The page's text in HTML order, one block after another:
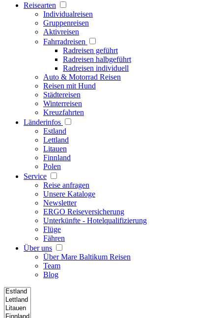
Reisearten
Individualreisen
Gruppenreisen
Aktivreisen
Fahrradreisen
Radreisen geführt
Radreisen halbgeführt
Radreisen individuell
Auto & Motorrad Reisen
Reisen mit Hund
Städtereisen
Winterreisen
Kreuzfahrten
Länderinfos
Estland
Lettland
Litauen
Finnland
Polen
Service
Reise anfragen
Unsere Kataloge
Newsletter
ERGO Reiseversicherung
Unterkünfte - Hotelqualifizierung
Flüge
Fähren
Über uns
Über Mare Baltikum Reisen
Team
Blog